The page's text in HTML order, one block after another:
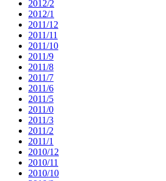
2012/2
2012/1
2011/12
2011/11
2011/10
2011/9
2011/8
2011/7
2011/6
2011/5
2011/0
2011/3
2011/2
2011/1
2010/12
2010/11
2010/10